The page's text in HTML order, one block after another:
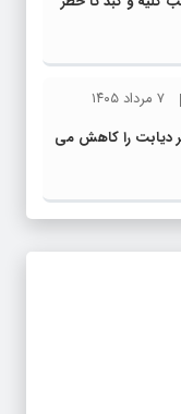
۷ مرداد ۱۴۰۵
دیابت را کاهش می